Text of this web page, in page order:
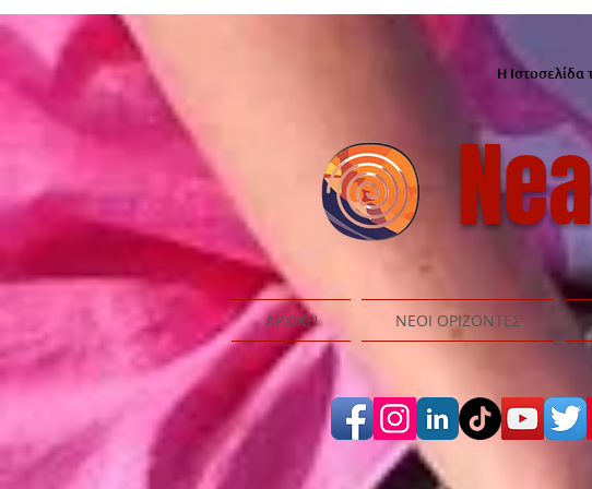
Η Ιστοσελίδα
ΑΡΧΙΚΗ ΝΕΟΙ ΟΡΙΖΟΝΤΕΣ